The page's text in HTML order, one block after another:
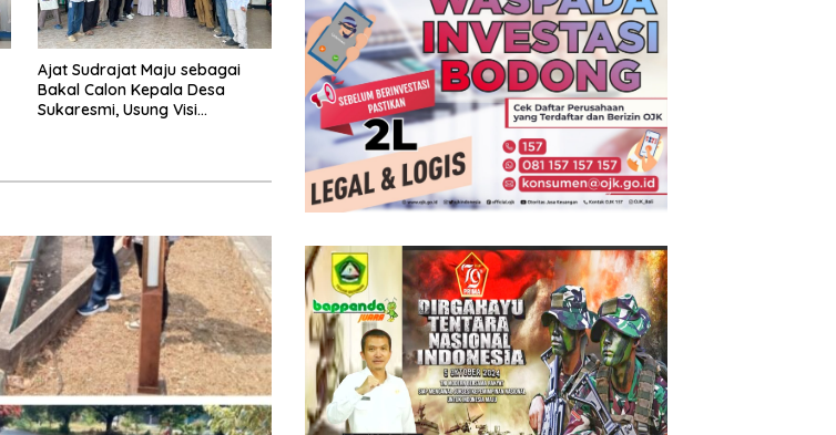
Ajat Sudrajat Maju sebagai
Bakal Calon Kepala Desa
Sukaresmi, Usung Visi